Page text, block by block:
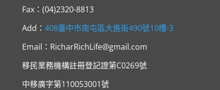
Fax：(04)2320-8813
Add： 408臺中市南屯區大進街490號10樓-3
Email：RicharRichLife@gmail.com
移民業務機構註冊登記證第C0269號
中移廣字第110053001號